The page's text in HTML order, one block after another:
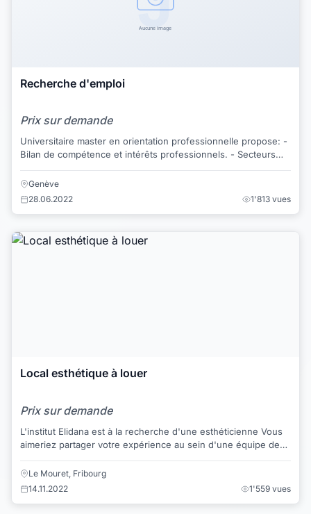
Recherche d'emploi
Prix sur demande
Universitaire master en orientation professionnelle propose: -
Bilan de compétence et intérêts professionnels. - Secteurs
professionnels intéressé...
Genève
28.06.2022
1'813 vues
Local esthétique à louer
Prix sur demande
L'institut Elidana est à la recherche d'une esthéticienne Vous
aimeriez partager votre expérience au sein d'une équipe de
Le Mouret, Fribourg
14.11.2022
1'559 vues